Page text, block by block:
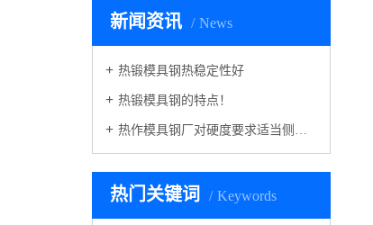
新闻资讯 News
热锻模具钢热稳定性好
热锻模具钢的特点！
热作模具钢厂对硬度要求适当侧重于红硬性导热性耐磨性
热门关键词 Keywords